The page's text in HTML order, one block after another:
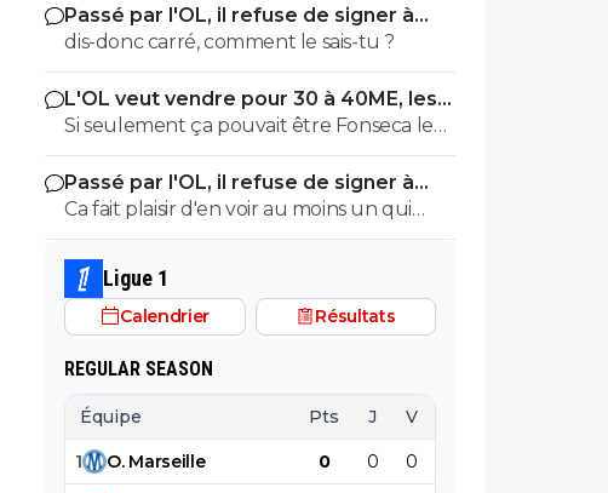
Passé par l'OL, il refuse de signer à
l'OM
dis-donc carré, comment le sais-tu ?
L'OL veut vendre pour 30 à 40ME, les
noms sortent
Si seulement ça pouvait être Fonseca le
premier foutu dehors, l'OL et ce très bon
effectif s'en porterait tout de suite mieux
Passé par l'OL, il refuse de signer à
l'OM
Ca fait plaisir d'en voir au moins un qui
suit... Les autres doivent être des abrutis
de supporters non ?
Ligue 1
Calendrier Résultats
REGULAR SEASON
Équipe Pts J V
1 O. Marseille 0 0 0